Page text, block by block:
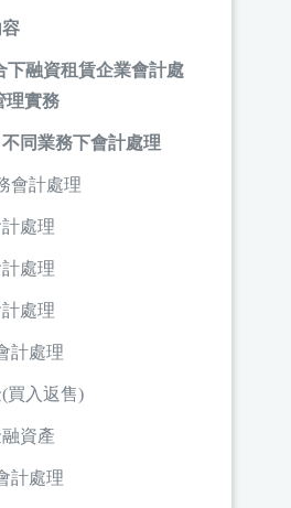
融資租賃企業會計處
理實務
業務下會計處理
計處理
處理
處理
處理
處理
入返售)
資產
處理